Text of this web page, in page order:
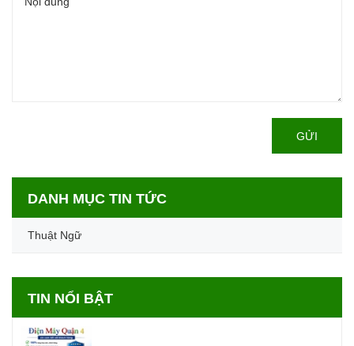
GỬI
DANH MỤC TIN TỨC
Thuật Ngữ
TIN NỔI BẬT